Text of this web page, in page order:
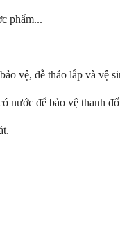
phẩm...
vệ, dễ tháo lắp và vệ
nước để bảo vệ thanh